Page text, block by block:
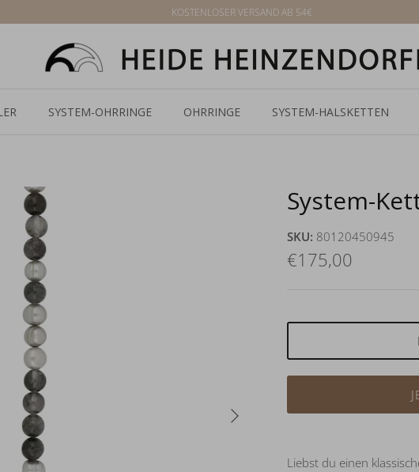
KOSTENLOSER VERSAND AB 54€
SYSTEM-OHRRINGE OHRRINGE SYSTEM-HALSKETTEN
Nächste
System-
SKU: 80120450945
€175,00
Liebst du einen